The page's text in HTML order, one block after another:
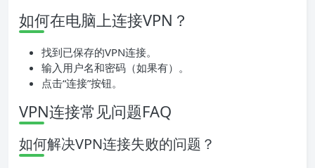
如何在电脑上连接VPN？
找到已保存的VPN连接。
输入用户名和密码（如果有）。
点击“连接”按钮。
VPN连接常见问题FAQ
如何解决VPN连接失败的问题？